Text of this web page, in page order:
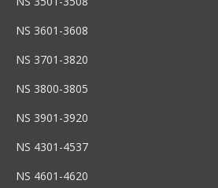
NS 3601-3608
NS 3701-3820
NS 3800-3805
NS 3901-3920
NS 4301-4537
NS 4601-4620